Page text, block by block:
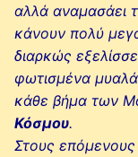
αλλά αναμασάει
κάνουν πολύ
διαρκώς
φωτισμένα μυαλά
κάθε βήμα των
Κόσμου.
Στους